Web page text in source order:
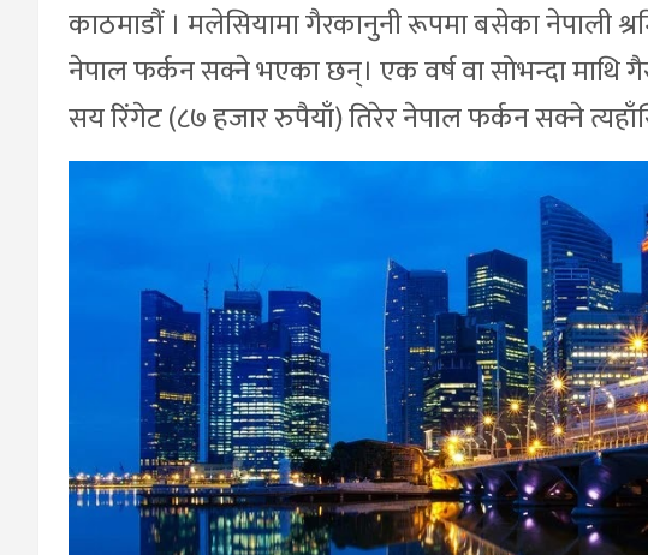
काठमाडौं । मलेसियामा गैरकानुनी रूपमा बसेका नेपाली
नेपाल फर्कन सक्ने भएका छन्। एक वर्ष वा सोभन्दा माथि
सय रिंगेट (८७ हजार रुपैयाँ) तिरेर नेपाल फर्कन सक्ने